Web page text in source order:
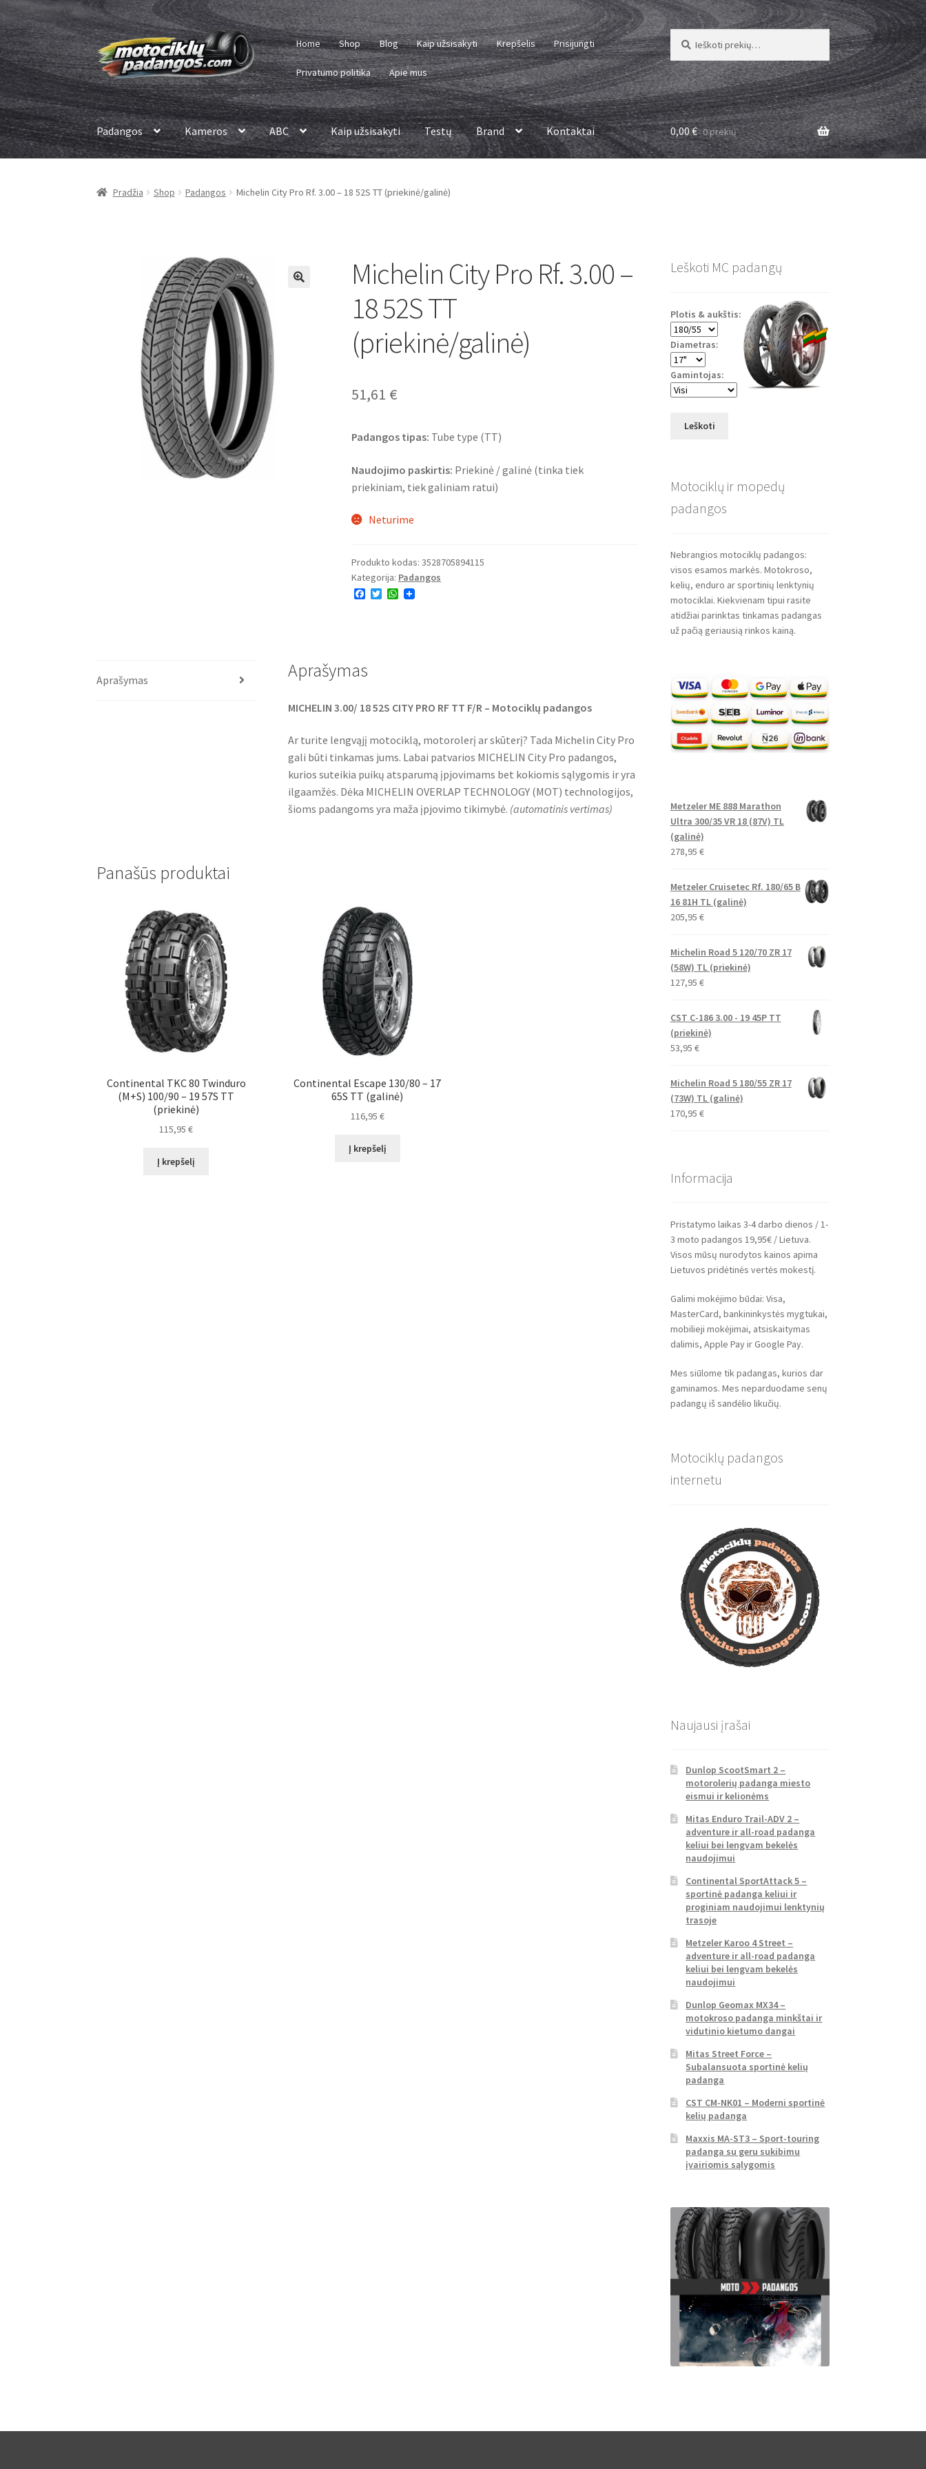
Pereiti
prie
meniu
Pereiti
prie
turinio
Home Shop Blog Kaip užsisakyti Krepšelis Prisijungti
Privatumo politika Apie mus
Ieškoti:
Ieškoti
Padangos Kameros ABC Kaip užsisakyti Testų Brand Kontaktai 0,00€ 0 prekių
Pradžia Shop Padangos Michelin City Pro Rf. 3.00 – 18 52S TT (priekinė/galinė)
Michelin City Pro Rf. 3.00 –
18 52S TT
(priekinė/galinė)
51,61 €
Padangos tipas: Tube type (TT)
Naudojimo paskirtis: Priekinė / galinė (tinka tiek
priekiniam, tiek galiniam ratui)
Neturime
Produkto kodas:3528705894115
Kategorija: Padangos
F
k
T
W
Aprašymas Aprašymas
MICHELIN 3.00/ 18 52S CITY PRO RF TT F/R – Motociklų padangos
Ar turite lengvąjį motociklą, motorolerį ar skūterį? Tada Michelin City Pro
gali būti tinkamas jums. Labai patvarios MICHELIN City Pro padangos,
kurios suteikia puikų atsparumą įpjovimams bet kokiomis sąlygomis ir yra
ilgaamžės. Dėka MICHELIN OVERLAP TECHNOLOGY (MOT) technologijos,
šioms padangoms yra maža įpjovimo tikimybė. (automatinis vertimas)
Panašūs produktai
Continental TKC 80 Twinduro
(M+S) 100/90 – 19 57S TT
(priekinė)
115,95€
Į krepšelį
Continental Escape 130/80 – 17
65S TT (galinė)
116,95 €
Į krepšelį
Leškoti MC padangų
Plotis & aukštis:
Diametras:
Gamintojas:
Leškoti
Motociklų ir mopedų
padangos
Nebrangios motociklų padangos:
visos esamos markės. Motokroso,
kelių, enduro ar sportinių lenktynių
motociklai. Kiekvienam tipui rasite
atidžiai parinktas tinkamas padangas
už pačią geriausią rinkos kainą.
Metzeler ME 888 Marathon
Ultra 300/35 VR 18 (87V) TL
(galinė)
278,95 €
Metzeler Cruisetec Rf. 180/65 B
16 81H TL (galinė)
205,95 €
Michelin Road 5 120/70 ZR 17
(58W) TL (priekinė)
127,95 €
CST C-186 3.00 - 19 45P TT
(priekinė)
53,95 €
Michelin Road 5 180/55 ZR 17
(73W) TL (galinė)
170,95 €
Informacija
Pristatymo laikas 3-4 darbo dienos / 1-
3 moto padangos 19,95€ / Lietuva.
Visos mūsų nurodytos kainos apima
Lietuvos pridėtinės vertės mokestį.
Galimi mokėjimo būdai: Visa,
MasterCard, bankininkystės mygtukai,
mobilieji mokėjimai, atsiskaitymas
dalimis, Apple Pay ir Google Pay.
Mes siūlome tik padangas, kurios dar
gaminamos. Mes neparduodame senų
padangų iš sandėlio likučių.
Motociklų padangos
internetu
Naujausi įrašai
Dunlop ScootSmart 2 –
motorolerių padanga miesto
eismui ir kelionėms
Mitas Enduro Trail-ADV 2 –
adventure ir all-road padanga
keliui bei lengvam bekelės
naudojimui
Continental SportAttack 5 –
sportinė padanga keliui ir
proginiam naudojimui lenktynių
trasoje
Metzeler Karoo 4 Street –
adventure ir all-road padanga
keliui bei lengvam bekelės
naudojimui
Dunlop Geomax MX34 –
motokroso padanga minkštai ir
vidutinio kietumo dangai
Mitas Street Force –
Subalansuota sportinė kelių
padanga
CST CM-NK01 – Moderni sportinė
kelių padanga
Maxxis MA-ST3 – Sport-touring
padanga su geru sukibimu
įvairiomis sąlygomis